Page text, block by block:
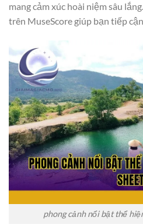
mang cảm xúc hoài niệm sâu
trên MuseScore giúp bạn tiếp
phong cảnh nổi bật thể